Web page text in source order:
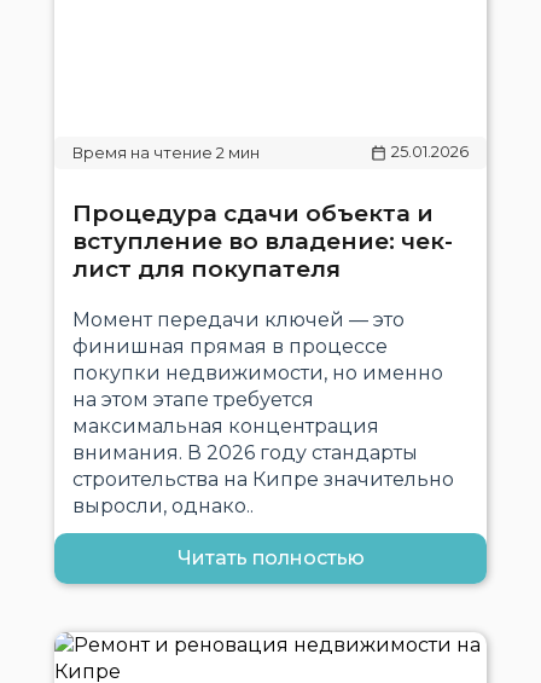
25.01.2026
Процедура сдачи объекта и
вступление во владение: чек-
лист для покупателя
Момент передачи ключей — это
финишная прямая в процессе
покупки недвижимости, но именно
на этом этапе требуется
максимальная концентрация
внимания. В 2026 году стандарты
строительства на Кипре значительно
выросли, однако..
Читать полностью